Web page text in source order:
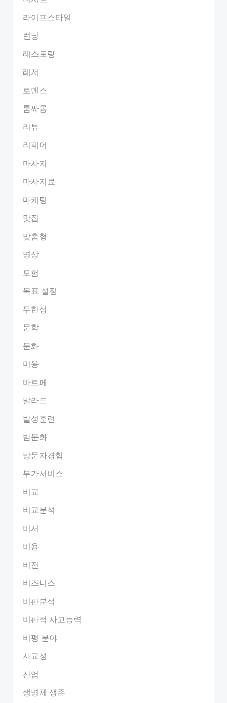
라이프스타일
런닝
레스토랑
레저
로맨스
룸싸롱
리뷰
리페어
마사지
마사지료
마케팅
맛집
맞춤형
명상
모험
목표 설정
무한성
문학
문화
미용
바르페
발라드
발성훈련
밤문화
방문자경험
부가서비스
비교
비교분석
비서
비용
비전
비즈니스
비판분석
비판적 사고능력
비평 분야
사교성
산업
생명체 생존